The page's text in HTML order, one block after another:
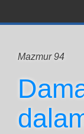
Mazmur 94